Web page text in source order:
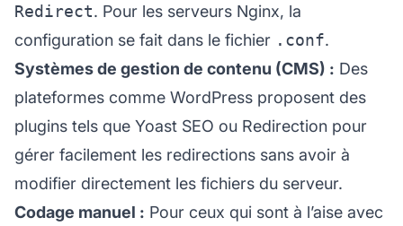
Redirect. Pour les serveurs Nginx, la
configuration se fait dans le fichier .conf.
Systèmes de gestion de contenu (CMS) : Des
plateformes comme WordPress proposent des
plugins tels que Yoast SEO ou Redirection pour
gérer facilement les redirections sans avoir à
modifier directement les fichiers du serveur.
Codage manuel : Pour ceux qui sont à l’aise avec